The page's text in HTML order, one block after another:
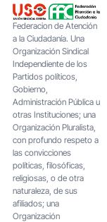
Federacion de Atención
a la Ciudadanía. Una
Organización Sindical
Independiente de los
Partidos políticos,
Gobierno,
Administración Pública u
otras Instituciones; una
Organización Pluralista,
con profundo respeto a
las convicciones
políticas, filosóficas,
religiosas, o de otra
naturaleza, de sus
afiliados; una
Organización